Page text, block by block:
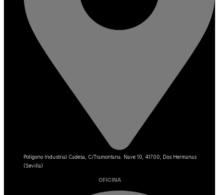
Polígono Industrial Cadesa, C/Tramontana. Nave 10, 41700, Dos Hermanas
(Sevilla)
OFICINA